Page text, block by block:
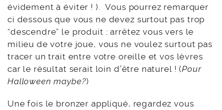
évidement à éviter ! ). Vous pourrez remarquer
ci dessous que vous ne devez surtout pas trop
“descendre” le produit : arrêtez vous vers le
milieu de votre joue, vous ne voulez surtout pas
tracer un trait entre votre oreille et vos lèvres
car le résultat serait loin d’être naturel ! (Pour
Halloween maybe?)
Une fois le bronzer appliqué, regardez vous